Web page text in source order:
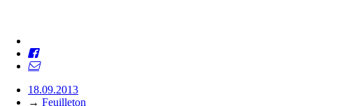
18.09.2013
→ Feuilleton